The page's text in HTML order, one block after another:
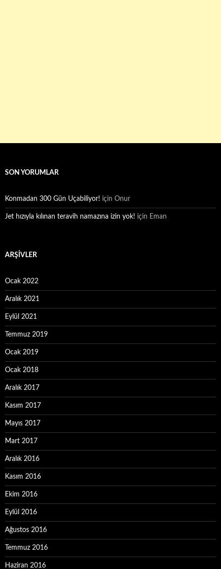
SON YORUMLAR
Konmadan 300 Gün Uçabiliyor! için Onur
Jet hızıyla kılınan teravih namazına izin yok! için Eman
ARŞIVLER
Ocak 2022
Aralık 2021
Eylül 2021
Temmuz 2019
Ocak 2019
Ocak 2018
Aralık 2017
Kasım 2017
Mayıs 2017
Mart 2017
Aralık 2016
Kasım 2016
Ekim 2016
Eylül 2016
Ağustos 2016
Temmuz 2016
Haziran 2016